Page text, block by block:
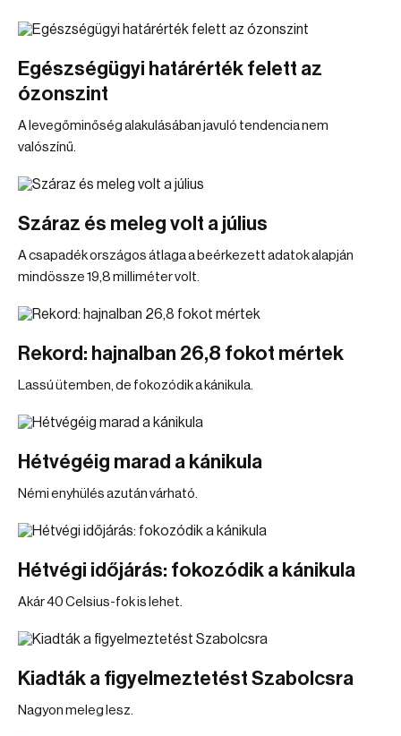
Egészségügyi határérték felett az
ózonszint
A levegőminőség alakulásában javuló tendencia nem
valószínű.
Száraz és meleg volt a július
A csapadék országos átlaga a beérkezett adatok alapján
mindössze 19,8 milliméter volt.
Rekord: hajnalban 26,8 fokot mértek
Lassú ütemben, de fokozódik a kánikula.
Hétvégéig marad a kánikula
Némi enyhülés azután várható.
Hétvégi időjárás: fokozódik a kánikula
Akár 40 Celsius-fok is lehet.
Kiadták a figyelmeztetést Szabolcsra
Nagyon meleg lesz.